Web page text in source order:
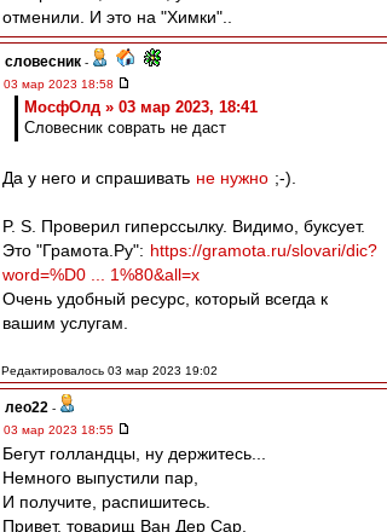
отменили. И это на "Химки"..
словесник -
03 мар 2023 18:58
МосфОлд » 03 мар 2023, 18:41
Словесник соврать не даст
Да у него и спрашивать не нужно ;-).
P. S. Проверил гиперссылку. Видимо, буксует.
Это "Грамота.Ру": https://gramota.ru/slovari/dic?
word=%D0 ... 1%80&all=x
Очень удобный ресурс, который всегда к
вашим услугам.
Редактировалось 03 мар 2023 19:02
лео22 -
03 мар 2023 18:55
Бегут голландцы, ну держитесь...
Немного выпустили пар,
И получите, распишитесь.
Привет, товарищ Ван Дер Сар.